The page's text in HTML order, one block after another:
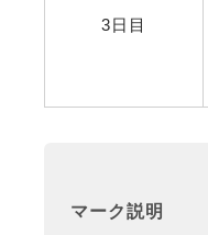
3日目
マーク説明